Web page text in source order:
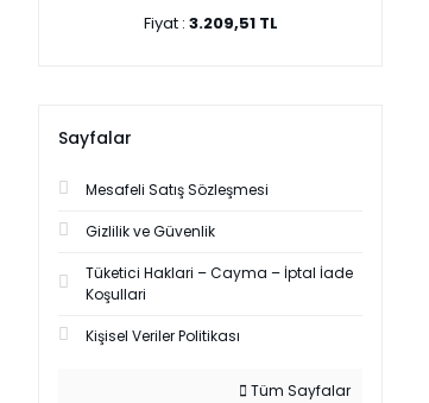
Fiyat : 3.209,51 TL
Sayfalar
Mesafeli Satış Sözleşmesi
Gizlilik ve Güvenlik
Tüketici Haklari – Cayma – İptal İade
Koşullari
Kişisel Veriler Politikası
Tüm Sayfalar